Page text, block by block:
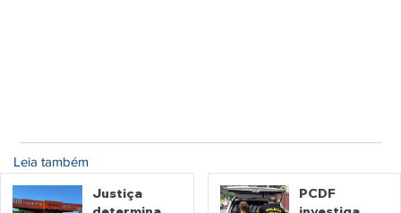
Leia também
Justiça
PCDF